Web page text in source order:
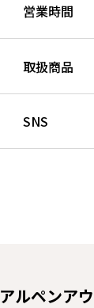
営業時間
取扱商品
SNS
アルペンア